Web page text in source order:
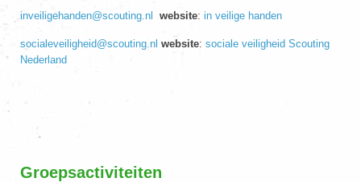
inveiligehanden@scouting.nl website: in veilige handen
socialeveiligheid@scouting.nl website: sociale veiligheid Scouting
Nederland
Groepsactiviteiten